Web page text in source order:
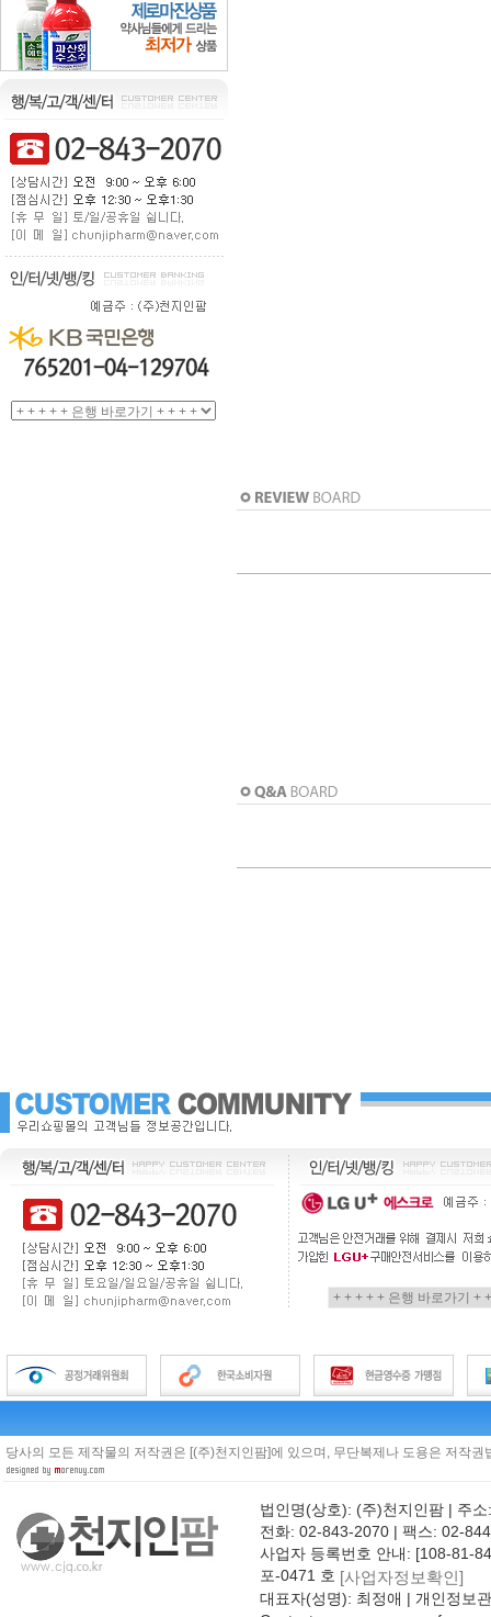
당사의 모든 제작물의 저작권은 [(주)천지인팜]에 있으며, 무단복제나 도용은 저작
법인명(상호): (주)천지인팜 | 주
전화: 02-843-2070 | 팩스: 02-
사업자 등록번호 안내: [108-81-
포-0471 호 [사업자정보확인]
대표자(성명): 최정애 | 개인정보